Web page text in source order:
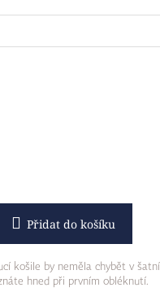
Přidat do košíku
košile by neměla chybět v
hned při prvním obléknutí.